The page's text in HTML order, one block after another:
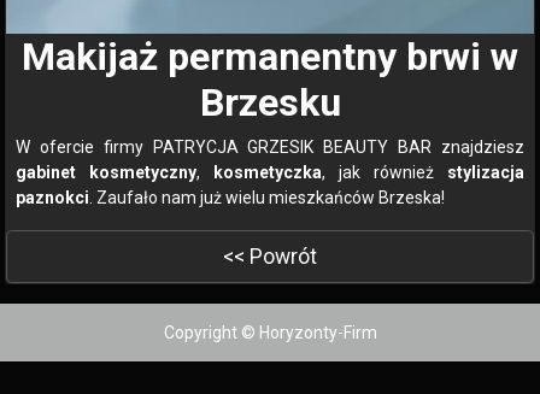
Makijaż permanentny brwi w
Brzesku
W ofercie firmy PATRYCJA GRZESIK BEAUTY BAR znajdziesz
gabinet kosmetyczny, kosmetyczka, jak również stylizacja
paznokci. Zaufało nam już wielu mieszkańców Brzeska!
<< Powrót
Copyright © Horyzonty-Firm